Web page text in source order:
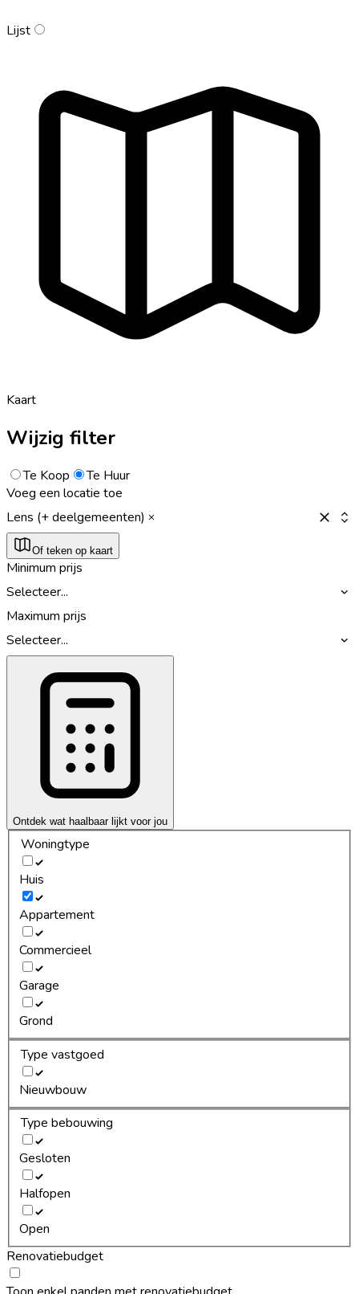
Lijst
Kaart
Wijzig filter
Te Koop
Te Huur
Voeg een locatie toe
Lens (+ deelgemeenten)
Of teken op kaart
Minimum prijs
Selecteer...
Maximum prijs
Selecteer...
Ontdek wat haalbaar lijkt voor jou
Woningtype
Huis
Appartement
Commercieel
Garage
Grond
Type vastgoed
Nieuwbouw
Type bebouwing
Gesloten
Halfopen
Open
Renovatiebudget